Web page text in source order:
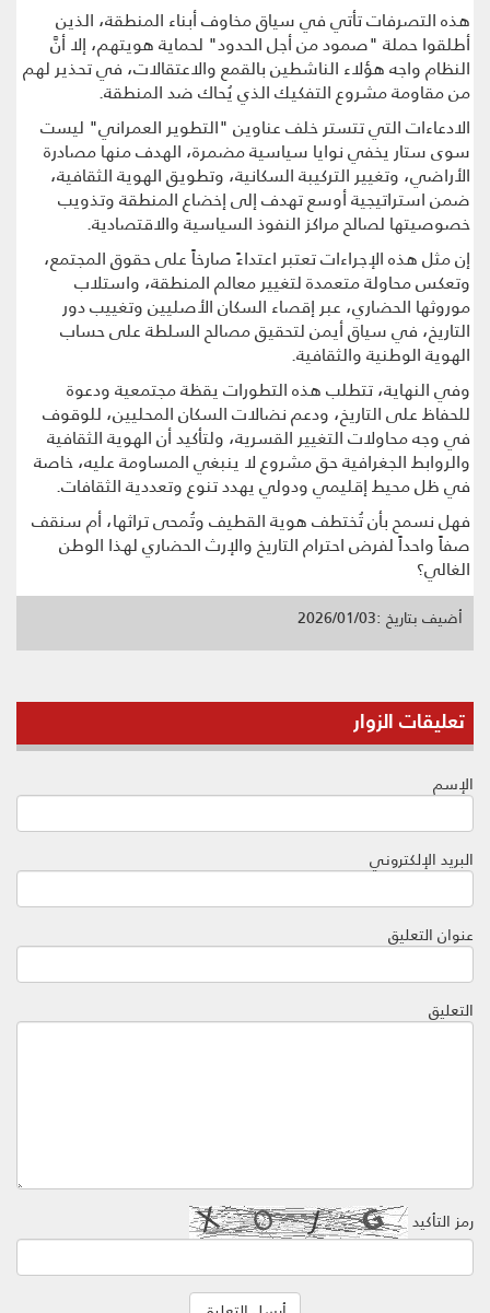
هذه التصرفات تأتي في سياق مخاوف أبناء المنطقة، الذين
أطلقوا حملة "صمود من أجل الحدود" لحماية هويتهم، إلا أنَّ
النظام واجه هؤلاء الناشطين بالقمع والاعتقالات، في تحذير لهم
من مقاومة مشروع التفكيك الذي يُحاك ضد المنطقة.
الادعاءات التي تتستر خلف عناوين "التطوير العمراني" ليست
سوى ستار يخفي نوايا سياسية مضمرة، الهدف منها مصادرة
الأراضي، وتغيير التركيبة السكانية، وتطويق الهوية الثقافية،
ضمن استراتيجية أوسع تهدف إلى إخضاع المنطقة وتذويب
خصوصيتها لصالح مراكز النفوذ السياسية والاقتصادية.
إن مثل هذه الإجراءات تعتبر اعتداءً صارخاً على حقوق المجتمع،
وتعكس محاولة متعمدة لتغيير معالم المنطقة، واستلاب
موروثها الحضاري، عبر إقصاء السكان الأصليين وتغييب دور
التاريخ، في سياق أيمن لتحقيق مصالح السلطة على حساب
الهوية الوطنية والثقافية.
وفي النهاية، تتطلب هذه التطورات يقظة مجتمعية ودعوة
للحفاظ على التاريخ، ودعم نضالات السكان المحليين، للوقوف
في وجه محاولات التغيير القسرية، ولتأكيد أن الهوية الثقافية
والروابط الجغرافية حق مشروع لا ينبغي المساومة عليه، خاصة
في ظل محيط إقليمي ودولي يهدد تنوع وتعددية الثقافات.
فهل نسمح بأن تُختطف هوية القطيف وتُمحى تراثها، أم سنقف
صفاً واحداً لفرض احترام التاريخ والإرث الحضاري لهذا الوطن
الغالي؟
أضيف بتاريخ :2026/01/03
تعليقات الزوار
الإسم
البريد الإلكتروني
عنوان التعليق
التعليق
رمز التأكيد